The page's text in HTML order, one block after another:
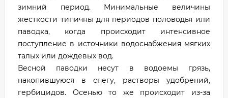
зимний период. Минимальные величины
жесткости типичны для периодов половодья или
паводка, когда происходит интенсивное
поступление в источники водоснабжения мягких
талых или дождевых вод.
Весной паводки несут в водоемы грязь,
накопившуюся в снегу, растворы удобрений,
гербицидов. Осенью то же происходит из-за